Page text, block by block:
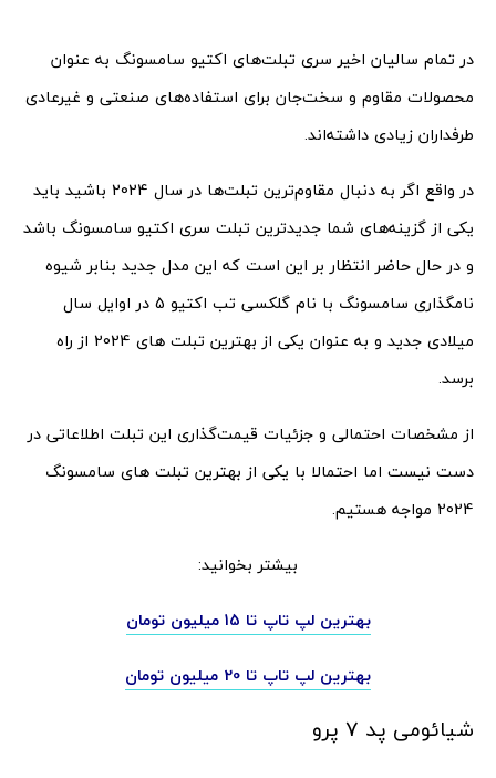
در تمام سالیان اخیر سری تبلت‌های اکتیو سامسونگ به عنوان
محصولات مقاوم و سخت‌جان برای استفاده‌های صنعتی و غیرعادی
طرفداران زیادی داشته‌اند.
در واقع اگر به دنبال مقاوم‌ترین تبلت‌ها در سال 2024 باشید باید
یکی از گزینه‌های شما جدیدترین تبلت سری اکتیو سامسونگ باشد
و در حال حاضر انتظار بر این است که این مدل جدید بنابر شیوه
نامگذاری سامسونگ با نام گلکسی تب اکتیو 5 در اوایل سال
میلادی جدید و به عنوان یکی از بهترین تبلت های 2024 از راه
برسد.
از مشخصات احتمالی و جزئیات قیمت‌گذاری این تبلت اطلاعاتی در
دست نیست اما احتمالا با یکی از بهترین تبلت های سامسونگ
2024 مواجه هستیم.
بیشتر بخوانید:
بهترین لپ تاپ تا 15 میلیون تومان
بهترین لپ تاپ تا 20 میلیون تومان
شیائومی پد 7 پرو